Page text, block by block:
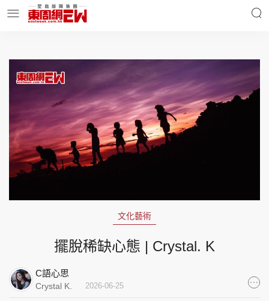
明星名人 時事財經
東周Ladies 優享生活
集團旗下品牌
文化藝術
擺脫稀缺心態 | Crystal. K
C語心思
Crystal K. 2026-06-25